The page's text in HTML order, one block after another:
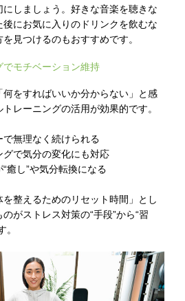
しましょう。好きな音楽を聴きな
にお気に入りのドリンクを飲むな
見つけるのもおすすめです。
モチベーション維持
何をすればいいか分からない」と感
レーニングの活用が効果的です。
で無理なく続けられる
グで気分の変化にも対応
癒し”や気分転換になる
整えるためのリセット時間」とし
がストレス対策の“手段”から“習
。